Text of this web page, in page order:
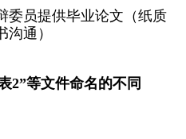
委员提供毕业论文（纸质
通）
2”等文件命名的不同